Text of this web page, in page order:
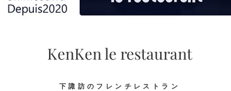
KenKen le restaurant
下諏訪のフレンチレストラン